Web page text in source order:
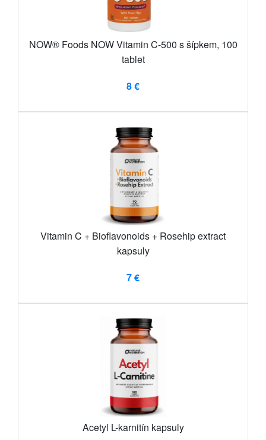
NOW® Foods NOW Vitamin C-500 s šípkem, 100
tablet
8 €
Vitamin C + Bioflavonoids + Rosehip extract
kapsuly
7 €
Acetyl L-karnitín kapsuly